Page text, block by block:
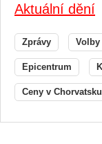
Aktuální dění
Zprávy Volby
Epicentrum
Ceny v Chorvatsku